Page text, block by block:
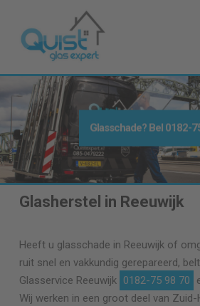
main
Glasschade? Bel 0182-
Glasherstel in Reeuwijk
Heeft u glasschade in Reeuwijk of
ruit snel en vakkundig gerepareerd,
Glasservice Reeuwijk 0182-75 98 70
Wij werken in een groot deel van